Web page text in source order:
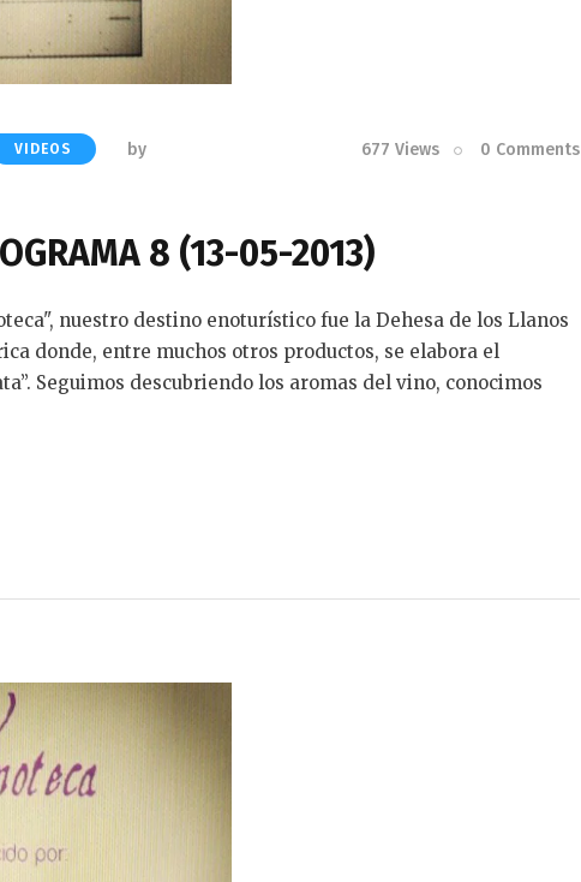
VIDEOS
by
677 Views 0 Comments
8 (13-05-2013)
nuestro destino enoturístico fue la Dehesa de los Llanos
donde, entre muchos otros productos, se elabora el
Seguimos descubriendo los aromas del vino, conocimos